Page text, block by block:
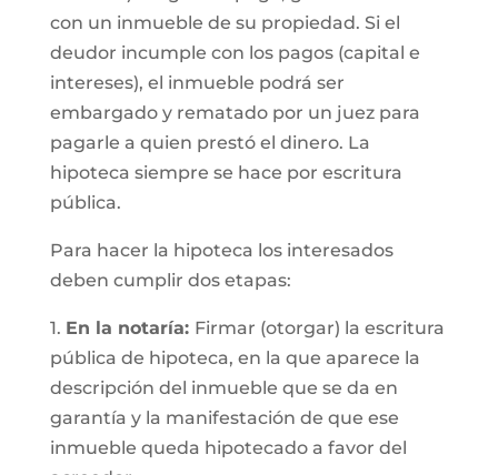
con un inmueble de su propiedad. Si el
deudor incumple con los pagos (capital e
intereses), el inmueble podrá ser
embargado y rematado por un juez para
pagarle a quien prestó el dinero. La
hipoteca siempre se hace por escritura
pública.
Para hacer la hipoteca los interesados
deben cumplir dos etapas:
1. En la notaría: Firmar (otorgar) la escritura
pública de hipoteca, en la que aparece la
descripción del inmueble que se da en
garantía y la manifestación de que ese
inmueble queda hipotecado a favor del